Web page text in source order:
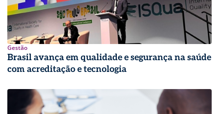
Gestão
Brasil avança em qualidade e segurança na saúde
com acreditação e tecnologia